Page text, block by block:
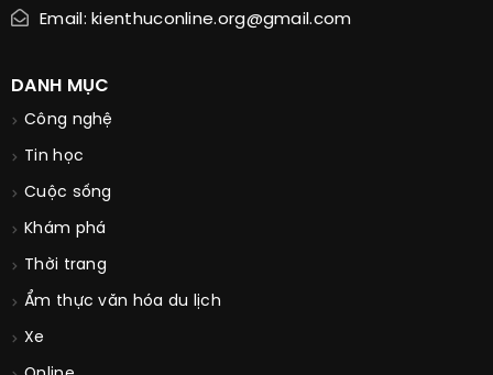
Email: kienthuconline.org@gmail.com
DANH MỤC
Công nghệ
Tin học
Cuộc sống
Khám phá
Thời trang
Ẩm thực văn hóa du lịch
Xe